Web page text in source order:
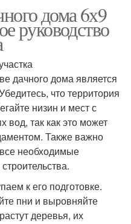
дома 6х9
руководство
дачного дома является
что территория
низин и мест с
вод, так как это может
Также важно
необходимые
к его подготовке.
пни и выровняйте
деревья, их